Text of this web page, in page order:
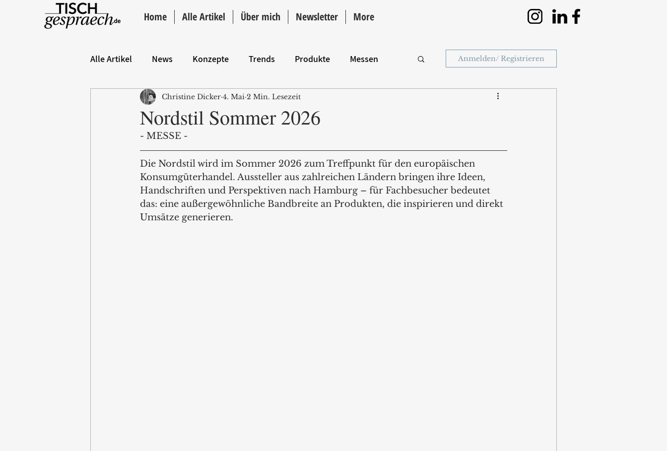
Home Alle Artikel Über mich Newsletter More
Alle Artikel News Konzepte Trends Produkte Messen
Hintergrund ANZEIGE Intro
Anmelden/ Registrieren
Nordstil Sommer 2026
Christine Dicker 4. Mai 2 Min. Lesezeit
- MESSE -
Die Nordstil wird im Sommer 2026 zum Treffpunkt für den europäischen
Konsumgüterhandel. Aussteller aus zahlreichen Ländern bringen ihre Ideen,
Handschriften und Perspektiven nach Hamburg – für Fachbesucher bedeutet
das: eine außergewöhnliche Bandbreite an Produkten, die inspirieren und direkt
Umsätze generieren.